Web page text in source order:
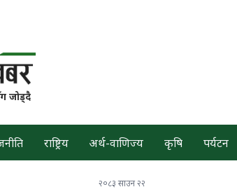
जोड्दै
राष्ट्रिय अर्थ-वाणिज्य कृषि पर्यटन
२०८३ साउन २२